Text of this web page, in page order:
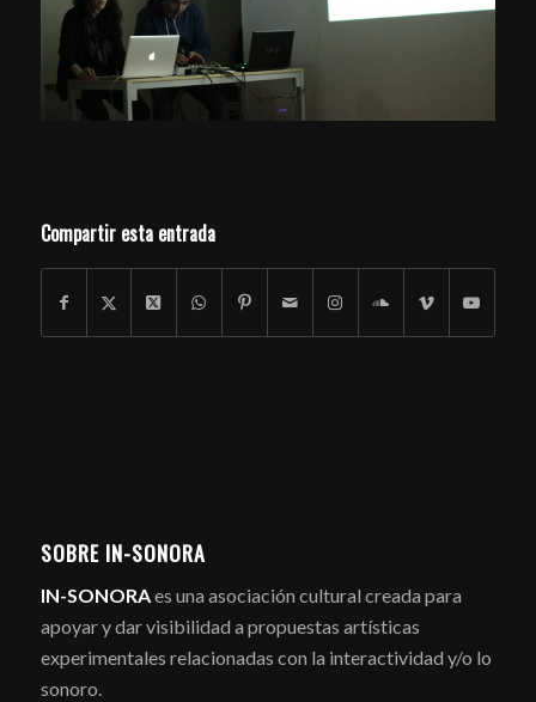
Compartir esta entrada
SOBRE IN-SONORA
IN-SONORAes una asociación cultural creada para
apoyar y dar visibilidad a propuestas artísticas
experimentales relacionadas con la interactividad y/o lo
sonoro.